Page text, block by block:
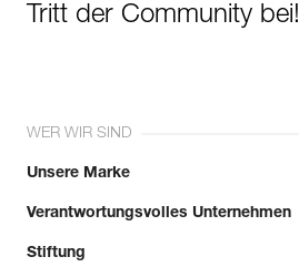
Tritt der Community bei!
WER WIR SIND
Unsere Marke
Verantwortungsvolles Unternehmen
Stiftung